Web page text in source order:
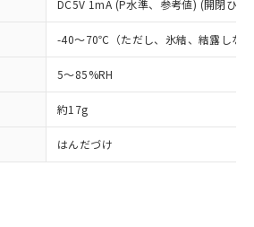
DC5V 1mA (P水準、参考値) (開閉ひ
-40～70℃（ただし、氷結、結露しな
5～85%RH
約17g
はんだづけ
ズにご登録されている必要が
当ウェブサイト上で当社にご
た部品リストについて、当社
社の共同利用者が、当社の製
ビスに関するお客様との取
ください。
書ダウンロード
証明書をダウンロードするこ
（10物質）の非含有証明書
数を意味します。
です。当社販売部門へお問
い。
キャンセル
報を公開していない機種